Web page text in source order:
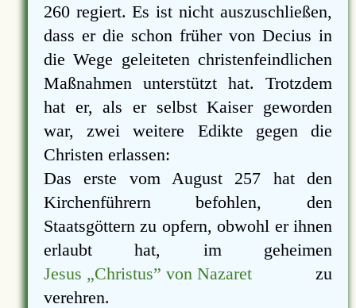
260 regiert. Es ist nicht auszuschließen,
dass er die schon früher von Decius in
die Wege geleiteten christenfeindlichen
Maßnahmen unterstützt hat. Trotzdem
hat er, als er selbst Kaiser geworden
war, zwei weitere Edikte gegen die
Christen erlassen:
Das erste vom August 257 hat den
Kirchenführern befohlen, den
Staatsgöttern zu opfern, obwohl er ihnen
erlaubt hat, im geheimen
Jesus „Christus” von Nazaretzu
verehren.